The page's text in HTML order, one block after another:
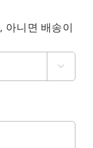
아니면 배송이
